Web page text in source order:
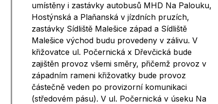
umístěny i zastávky autobusů MHD Na Palouku,
Hostýnská a Plaňanská v jízdních pruzích,
zastávky Sídliště Malešice západ a Sídliště
Malešice východ budu provedeny v zálivu. V
křižovatce ul. Počernická x Dřevčická bude
zajištěn provoz všemi směry, přičemž provoz v
západním rameni křižovatky bude provoz
částečně veden po provizorní komunikaci
(středovém pásu). V ul. Počernická v úseku Na